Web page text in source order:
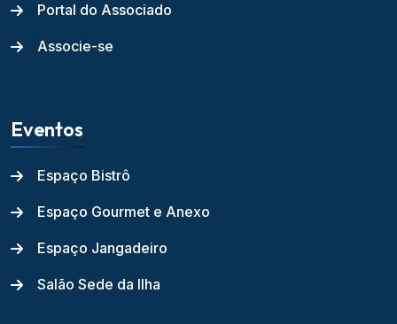
Portal do Associado
Associe-se
Eventos
Espaço Bistrô
Espaço Gourmet e Anexo
Espaço Jangadeiro
Salão Sede da Ilha